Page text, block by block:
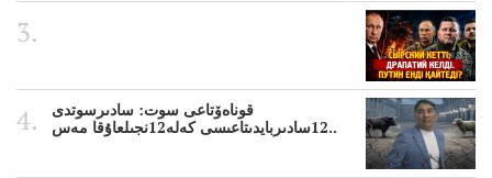
قوناەۆتاعى سوت: سادىرسوتدى
12سادىربايدىتاعىسى كەلە12نجىلعاۇقا مەس..